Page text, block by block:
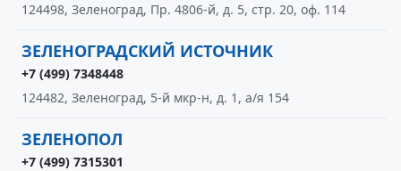
124498, Зеленоград, Пр. 4806-й, д. 5, стр. 20, оф. 114
ЗЕЛЕНОГРАДСКИЙ ИСТОЧНИК
+7 (499) 7348448
124482, Зеленоград, 5-й мкр-н, д. 1, а/я 154
ЗЕЛЕНОПОЛ
+7 (499) 7315301